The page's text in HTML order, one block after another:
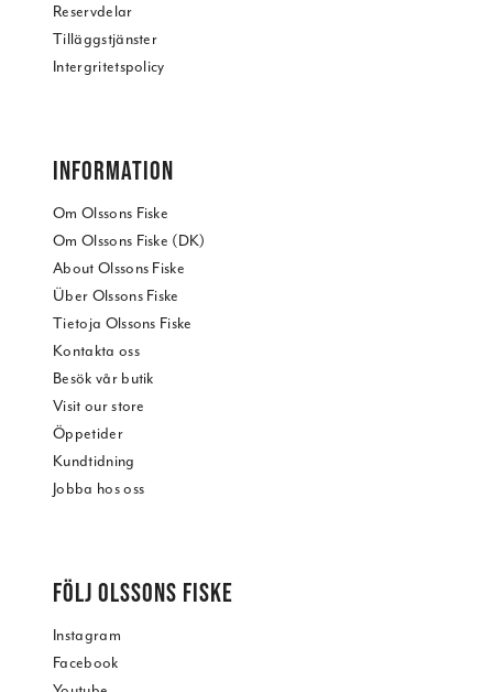
Reservdelar
Tilläggstjänster
Intergritetspolicy
INFORMATION
Om Olssons Fiske
Om Olssons Fiske (DK)
About Olssons Fiske
Über Olssons Fiske
Tietoja Olssons Fiske
Kontakta oss
Besök vår butik
Visit our store
Öppetider
Kundtidning
Jobba hos oss
FÖLJ OLSSONS FISKE
Instagram
Facebook